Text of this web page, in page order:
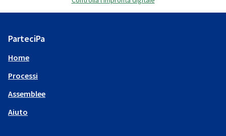
ParteciPa
Home
Processi
Assemblee
Aiuto